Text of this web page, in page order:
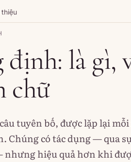
thiệu
là gì,
chữ
tuyên bố, được lặp lại
Chúng có tác dụng — qua
nhưng hiệu quả hơn khi